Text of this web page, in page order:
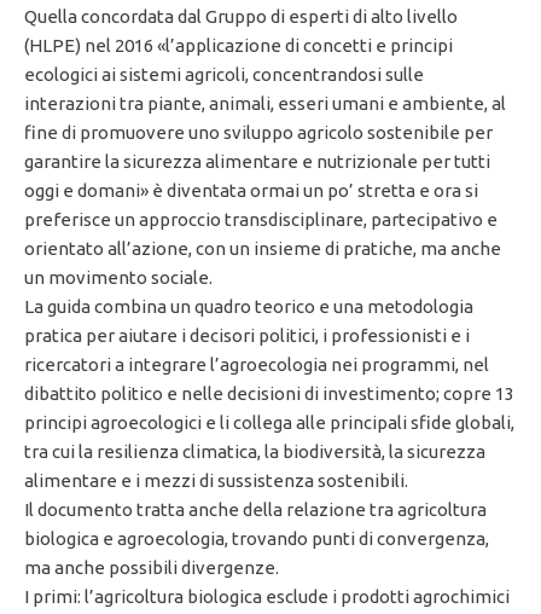
Quella concordata dal Gruppo di esperti di alto livello
(HLPE) nel 2016 «l’applicazione di concetti e principi
ecologici ai sistemi agricoli, concentrandosi sulle
interazioni tra piante, animali, esseri umani e ambiente, al
fine di promuovere uno sviluppo agricolo sostenibile per
garantire la sicurezza alimentare e nutrizionale per tutti
oggi e domani» è diventata ormai un po’ stretta e ora si
preferisce un approccio transdisciplinare, partecipativo e
orientato all’azione, con un insieme di pratiche, ma anche
un movimento sociale.
La guida combina un quadro teorico e una metodologia
pratica per aiutare i decisori politici, i professionisti e i
ricercatori a integrare l’agroecologia nei programmi, nel
dibattito politico e nelle decisioni di investimento; copre 13
principi agroecologici e li collega alle principali sfide globali,
tra cui la resilienza climatica, la biodiversità, la sicurezza
alimentare e i mezzi di sussistenza sostenibili.
Il documento tratta anche della relazione tra agricoltura
biologica e agroecologia, trovando punti di convergenza,
ma anche possibili divergenze.
I primi: l’agricoltura biologica esclude i prodotti agrochimici